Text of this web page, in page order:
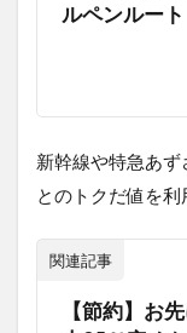
黒部
つ
帰路
へ
さ
ご
に
ルペンルート
新幹線や特急あ
とのトクだ値を利
関連記事
【節約】お